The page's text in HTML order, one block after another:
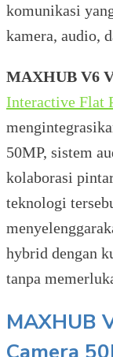
komunikasi
kamera, audio,
MAXHUB V6
Interactive Flat
50MP, sistem
kolaborasi
teknologi
hybrid dengan
tanpa
MAXHUB